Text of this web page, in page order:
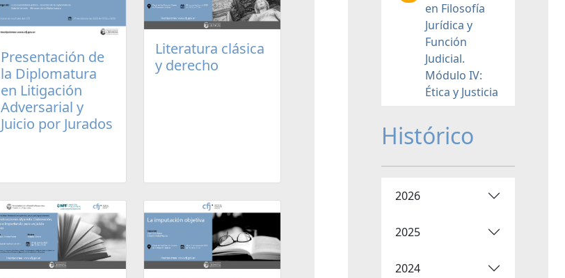
Presentación de
la Diplomatura
en Litigación
Adversarial y
Juicio por Jurados
Literatura clásica
y derecho
en Filosofía
Jurídica y
Función
Judicial.
Módulo IV:
Ética y Justicia
Histórico
2026
2025
2024